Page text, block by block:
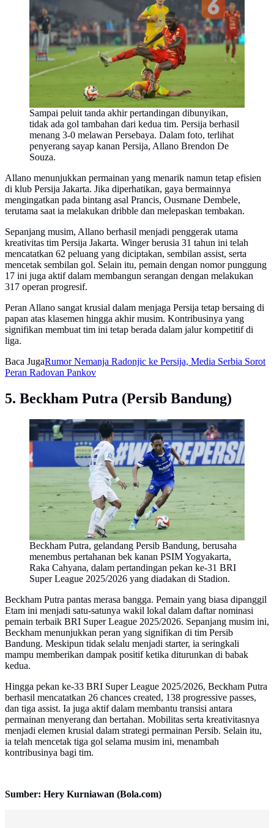
Sampai peluit tanda akhir pertandingan dibunyikan,
tidak ada gol tambahan dari kedua tim. Persija berhasil
menang 3-0 melawan Persebaya. Dalam foto, terlihat
penyerang sayap kanan Persija, Allano Brendon De
Souza.
Allano menunjukkan permainan yang menarik namun tetap efisien
di klub Persija Jakarta. Jika diperhatikan, gaya bermainnya
mengingatkan pada bintang asal Prancis, Ousmane Dembele,
terutama saat ia melakukan dribble dan melepaskan tembakan.
Sepanjang musim, Allano berhasil menjadi penggerak utama
kreativitas tim Persija Jakarta. Winger berusia 31 tahun ini telah
mencatatkan 62 peluang yang diciptakan, sembilan assist, serta
mencetak sembilan gol. Selain itu, pemain dengan nomor punggung
17 ini juga aktif dalam membangun serangan dengan melakukan
317 operan progresif.
Peran Allano sangat krusial dalam menjaga Persija tetap bersaing di
papan atas klasemen hingga akhir musim. Kontribusinya yang
signifikan membuat tim ini tetap berada dalam jalur kompetitif di
liga.
Baca JugaRumor Nemanja Radonjic ke Persija, Media Serbia Sorot
Peran Radovan Pankov
5. Beckham Putra (Persib Bandung)
Beckham Putra, gelandang Persib Bandung, berusaha
menembus pertahanan bek kanan PSIM Yogyakarta,
Raka Cahyana, dalam pertandingan pekan ke-31 BRI
Super League 2025/2026 yang diadakan di Stadion.
Beckham Putra pantas merasa bangga. Pemain yang biasa dipanggil
Etam ini menjadi satu-satunya wakil lokal dalam daftar nominasi
pemain terbaik BRI Super League 2025/2026. Sepanjang musim ini,
Beckham menunjukkan peran yang signifikan di tim Persib
Bandung. Meskipun tidak selalu menjadi starter, ia seringkali
mampu memberikan dampak positif ketika diturunkan di babak
kedua.
Hingga pekan ke-33 BRI Super League 2025/2026, Beckham Putra
berhasil mencatatkan 26 chances created, 138 progressive passes,
dan tiga assist. Ia juga aktif dalam membantu transisi antara
permainan menyerang dan bertahan. Mobilitas serta kreativitasnya
menjadi elemen krusial dalam strategi permainan Persib. Selain itu,
ia telah mencetak tiga gol selama musim ini, menambah
kontribusinya bagi tim.
Sumber: Hery Kurniawan (Bola.com)